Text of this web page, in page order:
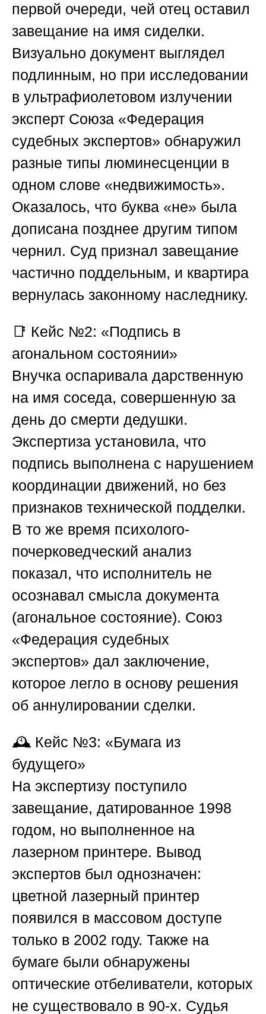
первой очереди, чей отец оставил
завещание на имя сиделки.
Визуально документ выглядел
подлинным, но при исследовании
в ультрафиолетовом излучении
эксперт Союза «Федерация
судебных экспертов» обнаружил
разные типы люминесценции в
одном слове «недвижимость».
Оказалось, что буква «не» была
дописана позднее другим типом
чернил. Суд признал завещание
частично поддельным, и квартира
вернулась законному наследнику.
📑 Кейс №2: «Подпись в
агональном состоянии»
Внучка оспаривала дарственную
на имя соседа, совершенную за
день до смерти дедушки.
Экспертиза установила, что
подпись выполнена с нарушением
координации движений, но без
признаков технической подделки.
В то же время психолого-
почерковедческий анализ
показал, что исполнитель не
осознавал смысла документа
(агональное состояние). Союз
«Федерация судебных
экспертов» дал заключение,
которое легло в основу решения
об аннулировании сделки.
🕰️ Кейс №3: «Бумага из
будущего»
На экспертизу поступило
завещание, датированное 1998
годом, но выполненное на
лазерном принтере. Вывод
экспертов был однозначен:
цветной лазерный принтер
появился в массовом доступе
только в 2002 году. Также на
бумаге были обнаружены
оптические отбеливатели, которых
не существовало в 90-х. Судья